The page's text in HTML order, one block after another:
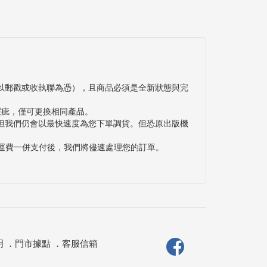
戳或收執聯為憑），且商品必須是全新狀態與完
，僅可更換相同產品。
們仍會以最快速度為您下單調貨。但恐原出版機
一併支付後，我們將儘速處理您的訂單。
． 門市據點． 客服信箱